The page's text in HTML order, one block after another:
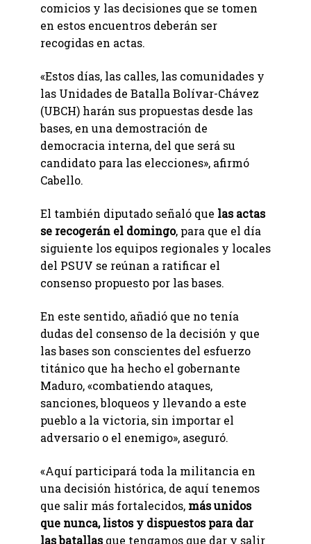
comicios y las decisiones que se tomen
en estos encuentros deberán ser
recogidas en actas.
«Estos días, las calles, las comunidades y
las Unidades de Batalla Bolívar-Chávez
(UBCH) harán sus propuestas desde las
bases, en una demostración de
democracia interna, del que será su
candidato para las elecciones», afirmó
Cabello.
El también diputado señaló que las actas
se recogerán el domingo, para que el día
siguiente los equipos regionales y locales
del PSUV se reúnan a ratificar el
consenso propuesto por las bases.
En este sentido, añadió que no tenía
dudas del consenso de la decisión y que
las bases son conscientes del esfuerzo
titánico que ha hecho el gobernante
Maduro, «combatiendo ataques,
sanciones, bloqueos y llevando a este
pueblo a la victoria, sin importar el
adversario o el enemigo», aseguró.
«Aquí participará toda la militancia en
una decisión histórica, de aquí tenemos
que salir más fortalecidos, más unidos
que nunca, listos y dispuestos para dar
las batallasque tengamos que dar y salir